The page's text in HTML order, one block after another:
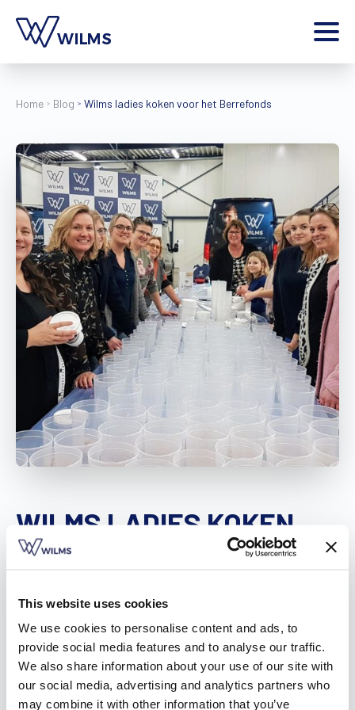
This website uses cookies
We use cookies to personalise content and ads, to
provide social media features and to analyse our traffic.
We also share information about your use of our site with
our social media, advertising and analytics partners who
may combine it with other information that you’ve
Vind een verdeler Offerte op maat
Producten
Inspiratie
Tools
Contact
Extra
Jobs
Wilms World
NL
Home Blog Wilms ladies koken voor het Berrefonds
WILMS LADIES KOKEN
VOOR HET BERREFONDS
In de gebouwen van Wilms rook het deze week naar heerlijk
verse soep. De Wilms ladies staken allemaal de handen uit de
mouwen en kookten maar liefst 184 liter soep. Met de
opbrengst steunen ze het Berrefonds.